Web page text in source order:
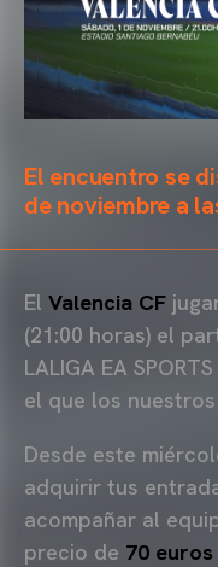
El encuentro se
de noviembre a
El Valencia CF
(21:00 horas) el
LALIGA EA
el que los
Desde este
adquirir tus
acompañar al
precio de 70 euros